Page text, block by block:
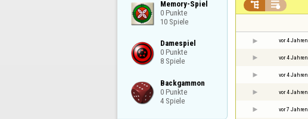
Memory-Spiel
0 Punkte
10 Spiele
Damespiel
0 Punkte
8 Spiele
Backgammon
0 Punkte
4 Spiele
 
vor 4 Jahren
vor 4 Jahren
vor 4 Jahren
vor 4 Jahren
vor 7 Jahren